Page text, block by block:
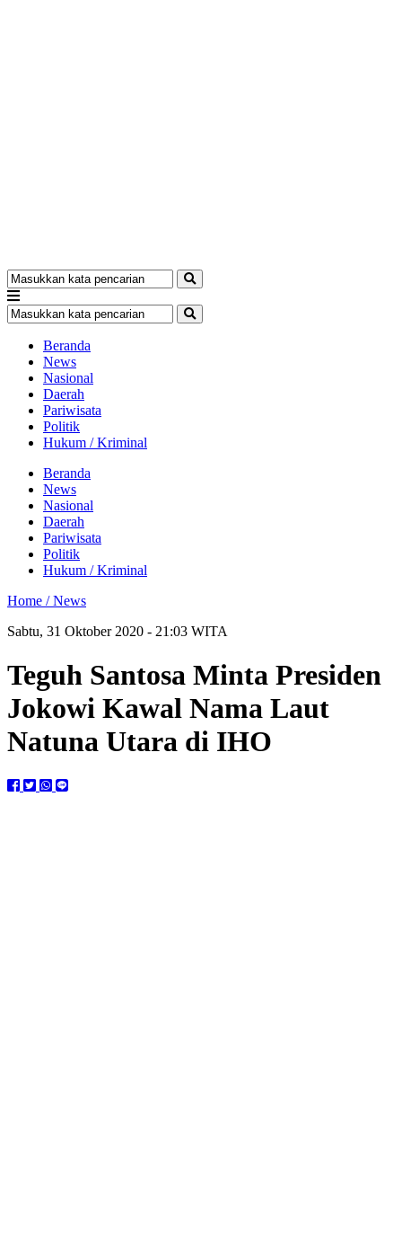
Beranda
News
Nasional
Daerah
Pariwisata
Politik
Hukum / Kriminal
Beranda
News
Nasional
Daerah
Pariwisata
Politik
Hukum / Kriminal
Home /News
Sabtu, 31 Oktober 2020 - 21:03 WITA
Teguh Santosa Minta Presiden
Jokowi Kawal Nama Laut
Natuna Utara di IHO